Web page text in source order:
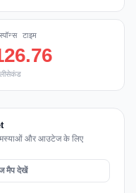
टाइम
समस्याओं और आउटेज के लिए
मैप देखें